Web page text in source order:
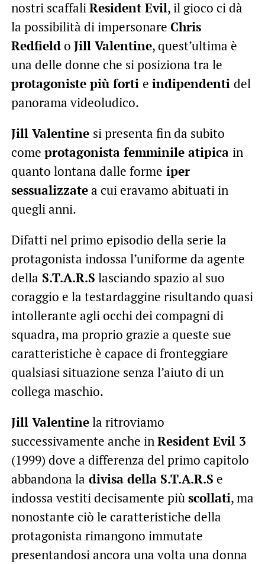
nostri scaffali Resident Evil, il gioco ci dà
la possibilità di impersonare Chris
Redfieldo Jill Valentine, quest’ultima è
una delle donne che si posiziona tra le
protagoniste più forti e indipendenti del
panorama videoludico.
Jill Valentine si presenta fin da subito
come protagonista femminile atipica in
quanto lontana dalle forme iper
sessualizzatea cui eravamo abituati in
quegli anni.
Difatti nel primo episodio della serie la
protagonista indossa l’uniforme da agente
della S.T.A.R.S lasciando spazio al suo
coraggio e la testardaggine risultando quasi
intollerante agli occhi dei compagni di
squadra, ma proprio grazie a queste sue
caratteristiche è capace di fronteggiare
qualsiasi situazione senza l’aiuto di un
collega maschio.
Jill Valentinela ritroviamo
successivamente anche in Resident Evil 3
(1999) dove a differenza del primo capitolo
abbandona la divisa della S.T.A.R.S e
indossa vestiti decisamente più scollati, ma
nonostante ciò le caratteristiche della
protagonista rimangono immutate
presentandosi ancora una volta una donna